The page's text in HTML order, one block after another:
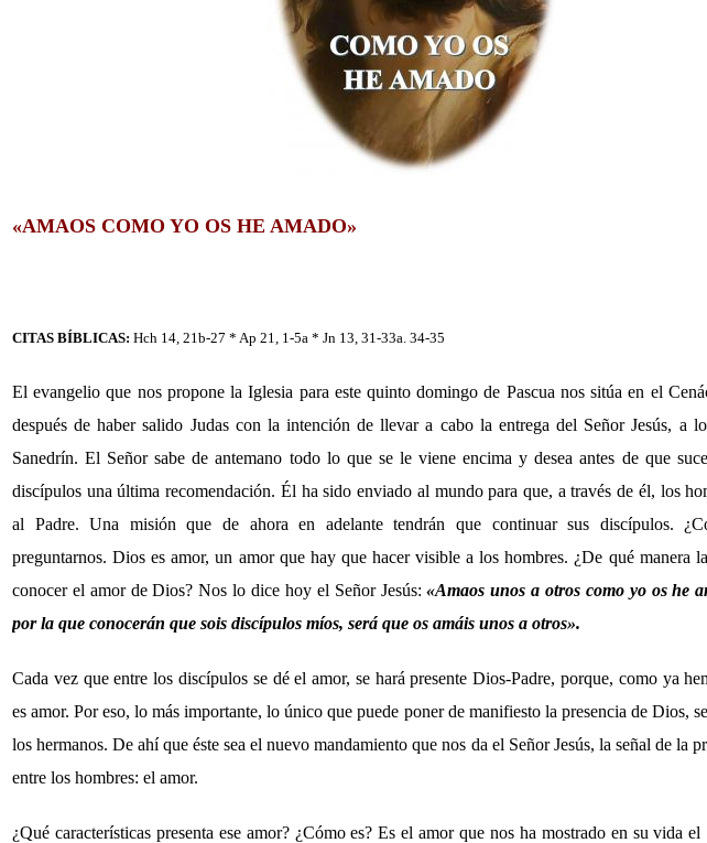
«AMAOS COMO YO OS HE AMADO»
CITAS BÍBLICAS: Hch 14, 21b-27 * Ap 21, 1-5a * Jn 13, 31-33a. 34-35
El evangelio que nos propone la Iglesia para este quinto domingo de Pascua nos sitúa en el
después de haber salido Judas con la intención de llevar a cabo la entrega del Señor Jesús, a
Sanedrín. El Señor sabe de antemano todo lo que se le viene encima y desea antes de que
discípulos una última recomendación. Él ha sido enviado al mundo para que, a través de él, los
al Padre. Una misión que de ahora en adelante tendrán que continuar sus discípulos.
preguntarnos. Dios es amor, un amor que hay que hacer visible a los hombres. ¿De qué manera
conocer el amor de Dios? Nos lo dice hoy el Señor Jesús:«Amaos unos a otros como yo os he
por la que conocerán que sois discípulos míos, será que os amáis unos a otros».
Cada vez que entre los discípulos se dé el amor, se hará presente Dios-Padre, porque, como ya
es amor. Por eso, lo más importante, lo único que puede poner de manifiesto la presencia de Dios,
los hermanos. De ahí que éste sea el nuevo mandamiento que nos da el Señor Jesús, la señal de la
entre los hombres: el amor.
¿Qué características presenta ese amor? ¿Cómo es? Es el amor que nos ha mostrado en su vida el